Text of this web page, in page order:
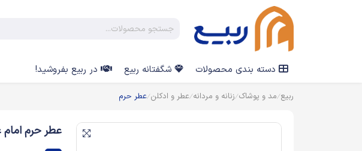
دسته بندی محصولات شگفتانه ربیع در ربیع بفروشید!
ربیع مد و پوشاک زنانه و مردانه عطر و ادکلن عطر حرم
عطر حرم امام علی (ع)